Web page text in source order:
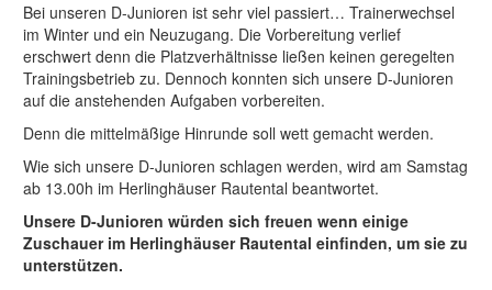
Bei unseren D-Junioren ist sehr viel passiert… Trainerwechsel
im Winter und ein Neuzugang. Die Vorbereitung verlief
erschwert denn die Platzverhältnisse ließen keinen geregelten
Trainingsbetrieb zu. Dennoch konnten sich unsere D-Junioren
auf die anstehenden Aufgaben vorbereiten.
Denn die mittelmäßige Hinrunde soll wett gemacht werden.
Wie sich unsere D-Junioren schlagen werden, wird am Samstag
ab 13.00h im Herlinghäuser Rautental beantwortet.
Unsere D-Junioren würden sich freuen wenn einige
Zuschauer im Herlinghäuser Rautental einfinden, um sie zu
unterstützen.